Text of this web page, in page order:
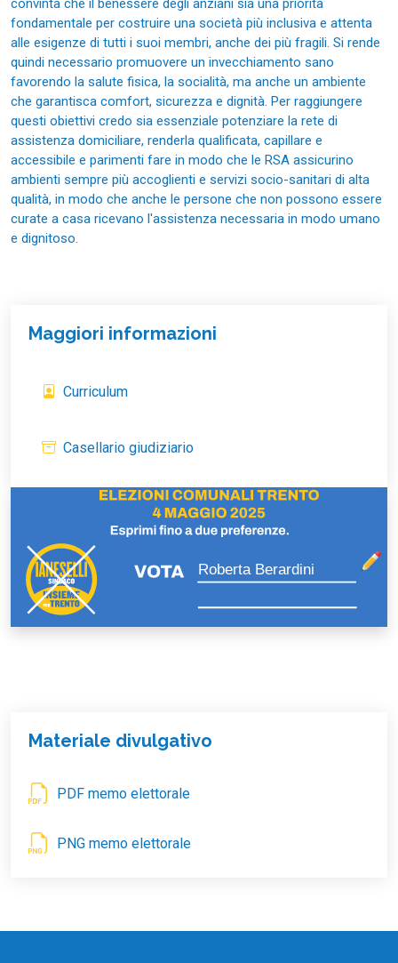
convinta che il benessere degli anziani sia una priorità
fondamentale per costruire una società più inclusiva e attenta
alle esigenze di tutti i suoi membri, anche dei più fragili. Si rende
quindi necessario promuovere un invecchiamento sano
favorendo la salute fisica, la socialità, ma anche un ambiente
che garantisca comfort, sicurezza e dignità. Per raggiungere
questi obiettivi credo sia essenziale potenziare la rete di
assistenza domiciliare, renderla qualificata, capillare e
accessibile e parimenti fare in modo che le RSA assicurino
ambienti sempre più accoglienti e servizi socio-sanitari di alta
qualità, in modo che anche le persone che non possono essere
curate a casa ricevano l'assistenza necessaria in modo umano
e dignitoso.
Maggiori informazioni
Curriculum
Casellario giudiziario
Roberta Berardini
Materiale divulgativo
PDF memo elettorale
PNG memo elettorale